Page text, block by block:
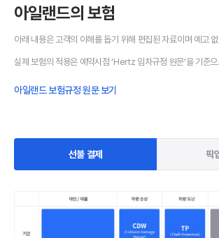
아일랜드의 보험
아래 내용은 고객의 이해를 돕기 위해 편집된 자료이며 예고
실제 보험의 적용은 예약시점 ‘Hertz 임차규정 원문’을 기준
아일랜드 보험규정 원문 보기
선불 결제 픽